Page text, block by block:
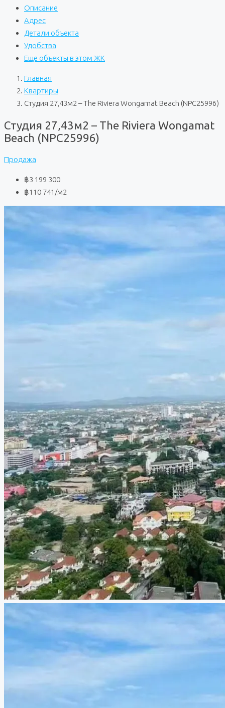
Описание
Адрес
Детали объекта
Удобства
Еще объекты в этом ЖК
Главная
Квартиры
Студия 27,43м2 – The Riviera Wongamat Beach (NPC25996)
Студия 27,43м2 – The Riviera Wongamat
Beach (NPC25996)
Продажа
฿3 199 300
฿110 741 /м2